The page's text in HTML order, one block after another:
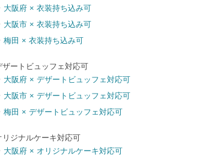
大阪府 × 衣装持ち込み可
大阪市 × 衣装持ち込み可
梅田 × 衣装持ち込み可
ザートビュッフェ対応可
大阪府 × デザートビュッフェ対応可
大阪市 × デザートビュッフェ対応可
梅田 × デザートビュッフェ対応可
リジナルケーキ対応可
大阪府 × オリジナルケーキ対応可